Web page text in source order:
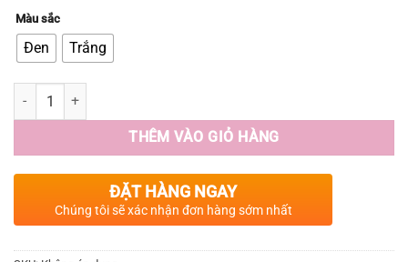
Màu sắc
Đen Trắng
THÊM VÀO GIỎ HÀNG
ĐẶT HÀNG NGAY
Chúng tôi sẽ xác nhận đơn hàng sớm nhất